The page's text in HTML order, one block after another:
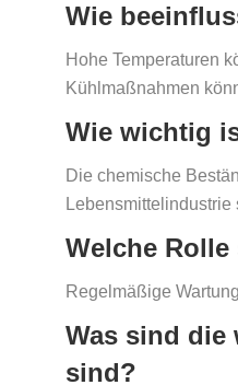
Wie
Hohe Temperaturen
Kühlmaßnahmen
Wie wichtig
Die chemische
Welche
Regelmäßige
Was sind die
sind?